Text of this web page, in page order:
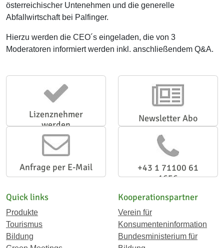
österreichischer Untenehmen und die generelle
Abfallwirtschaft bei Palfinger.
Hierzu werden die CEO´s eingeladen, die von 3
Moderatoren informiert werden inkl. anschließendem Q&A.
Lizenznehmer
werden
Newsletter Abo
Anfrage per E-Mail
+43 1 71100 61
1656
Quick links
Produkte
Tourismus
Bildung
Kooperationspartner
Verein für
Konsumenteninformation
Bundesministerium für